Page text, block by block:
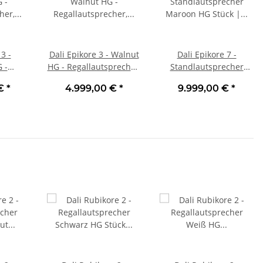
-
-
*
Dali Epikore 3 - Walnut
HG - Regallautsprecher,
4.999,00 € *
Dali Epikore 7 -
Standlautsprecher
9.999,00 € *